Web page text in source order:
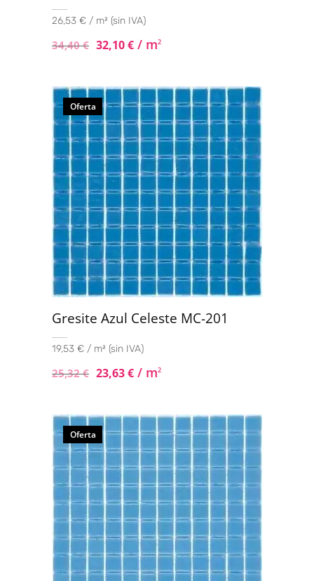
26,53 € / m² (sin IVA)
34,40€ 32,10€ / m2
Oferta
Gresite Azul Celeste MC-201
19,53 € / m² (sin IVA)
25,32€ 23,63€ / m2
Oferta